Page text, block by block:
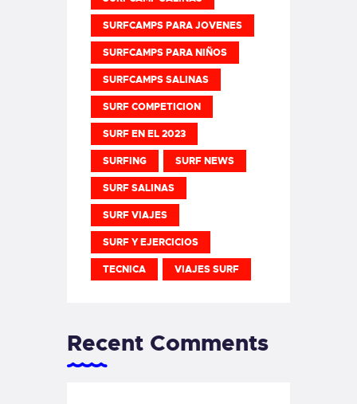
SURFCAMPS PARA JOVENES
SURFCAMPS PARA NIÑOS
SURFCAMPS SALINAS
SURF COMPETICION
SURF EN EL 2023
SURFING SURF NEWS
SURF SALINAS
SURF VIAJES
SURF Y EJERCICIOS
TECNICA VIAJES SURF
Recent Comments